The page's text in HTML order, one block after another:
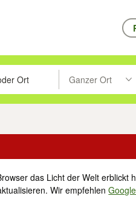
Pfeiltasten nach oben/
eingeben. Eingabetaste
Ganzer Ort
Suche im Umkreis
das Licht der Welt erblickt
Wir empfehlen